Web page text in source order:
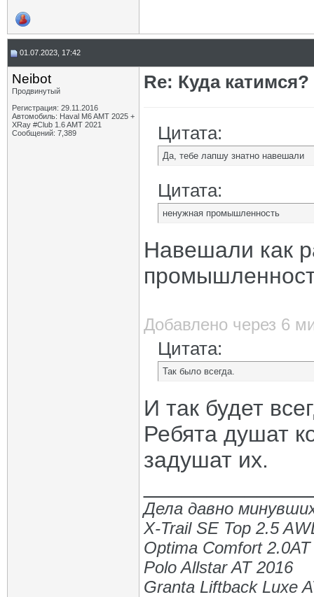
01.07.2023, 17:42
Neibot
Продвинутый
Регистрация: 29.11.2016
Автомобиль: Haval M6 AMT 2025 +
XRay #Club 1.6 AMT 2021
Сообщений: 7,389
Re: Куда катимся?
Цитата:
Да, тебе лапшу знатно навешали
Цитата:
ненужная промышленность
Навешали как
Добавлено через 6
Цитата:
Так было всегда.
И так будет
Ребята душат
задушат их.
Дела давно
X-Trail SE Top 2.5
Optima Comfort
Polo Allstar AT 2016
Granta Liftback Luxe